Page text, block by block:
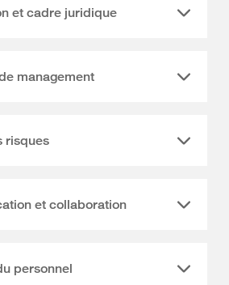
et cadre juridique
management
risques
et collaboration
personnel